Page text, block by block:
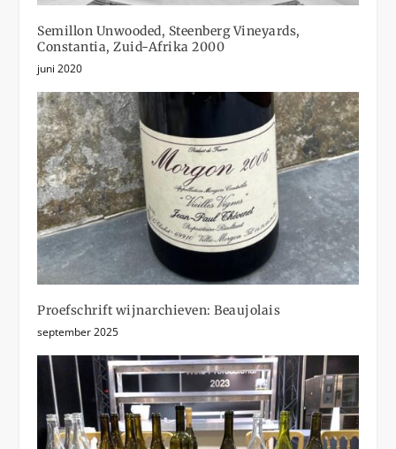
Semillon Unwooded, Steenberg Vineyards,
Constantia, Zuid-Afrika 2000
juni 2020
Proefschrift wijnarchieven: Beaujolais
september 2025